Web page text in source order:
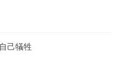
己犠牲